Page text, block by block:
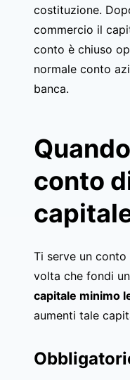
costituzione.
commercio il
conto è chiuso
normale conto
banca.
conto
Ti serve un
volta che fondi
capitale minimo
aumenti tale